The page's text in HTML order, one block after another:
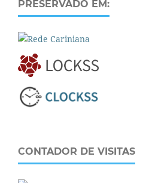
PRESERVADO EM:
CONTADOR DE VISITAS